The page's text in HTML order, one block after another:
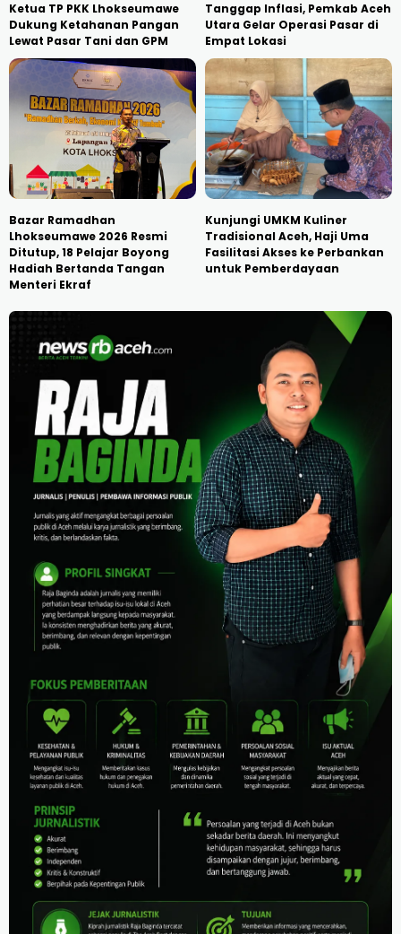
Ketua TP PKK Lhokseumawe
Dukung Ketahanan Pangan
Lewat Pasar Tani dan GPM
Tanggap Inflasi, Pemkab Aceh
Utara Gelar Operasi Pasar di
Empat Lokasi
Bazar Ramadhan
Lhokseumawe 2026 Resmi
Ditutup, 18 Pelajar Boyong
Hadiah Bertanda Tangan
Menteri Ekraf
Kunjungi UMKM Kuliner
Tradisional Aceh, Haji Uma
Fasilitasi Akses ke Perbankan
untuk Pemberdayaan